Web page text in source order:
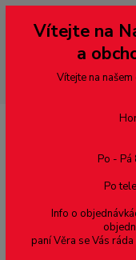
--- pro zákazníky ze
přepněte si e-shop na
dobírky – pokud si z
domluvě zaslána znovu
případě bude zrušena
Vítejte na
a
Vítejte na
Po -
Po
Info o
paní Věra se Vás